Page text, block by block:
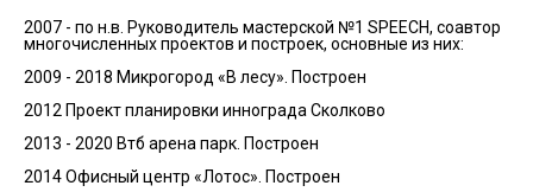
2007 - по н.в. Руководитель мастерской №1 SPEECH, соавтор
многочисленных проектов и построек, основные из них:
2009 - 2018 Микрогород «В лесу». Построен
2012 Проект планировки иннограда Сколково
2013 - 2020 Втб арена парк. Построен
2014 Офисный центр «Лотос». Построен